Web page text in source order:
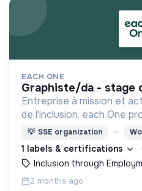
EACH ONE
graphiste/da -
Entreprise à mission et
de l'inclusion, each One
en main de recrutement
aux personnes réfugiées
💡 SSE organization
1 labels & certifications
Inclusion through
2 months ago